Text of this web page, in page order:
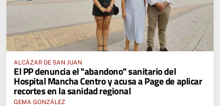
ALCÁZAR DE SAN JUAN
El PP denuncia el "abandono" sanitario del
Hospital Mancha Centro y acusa a Page de aplicar
recortes en la sanidad regional
GEMA GONZÁLEZ